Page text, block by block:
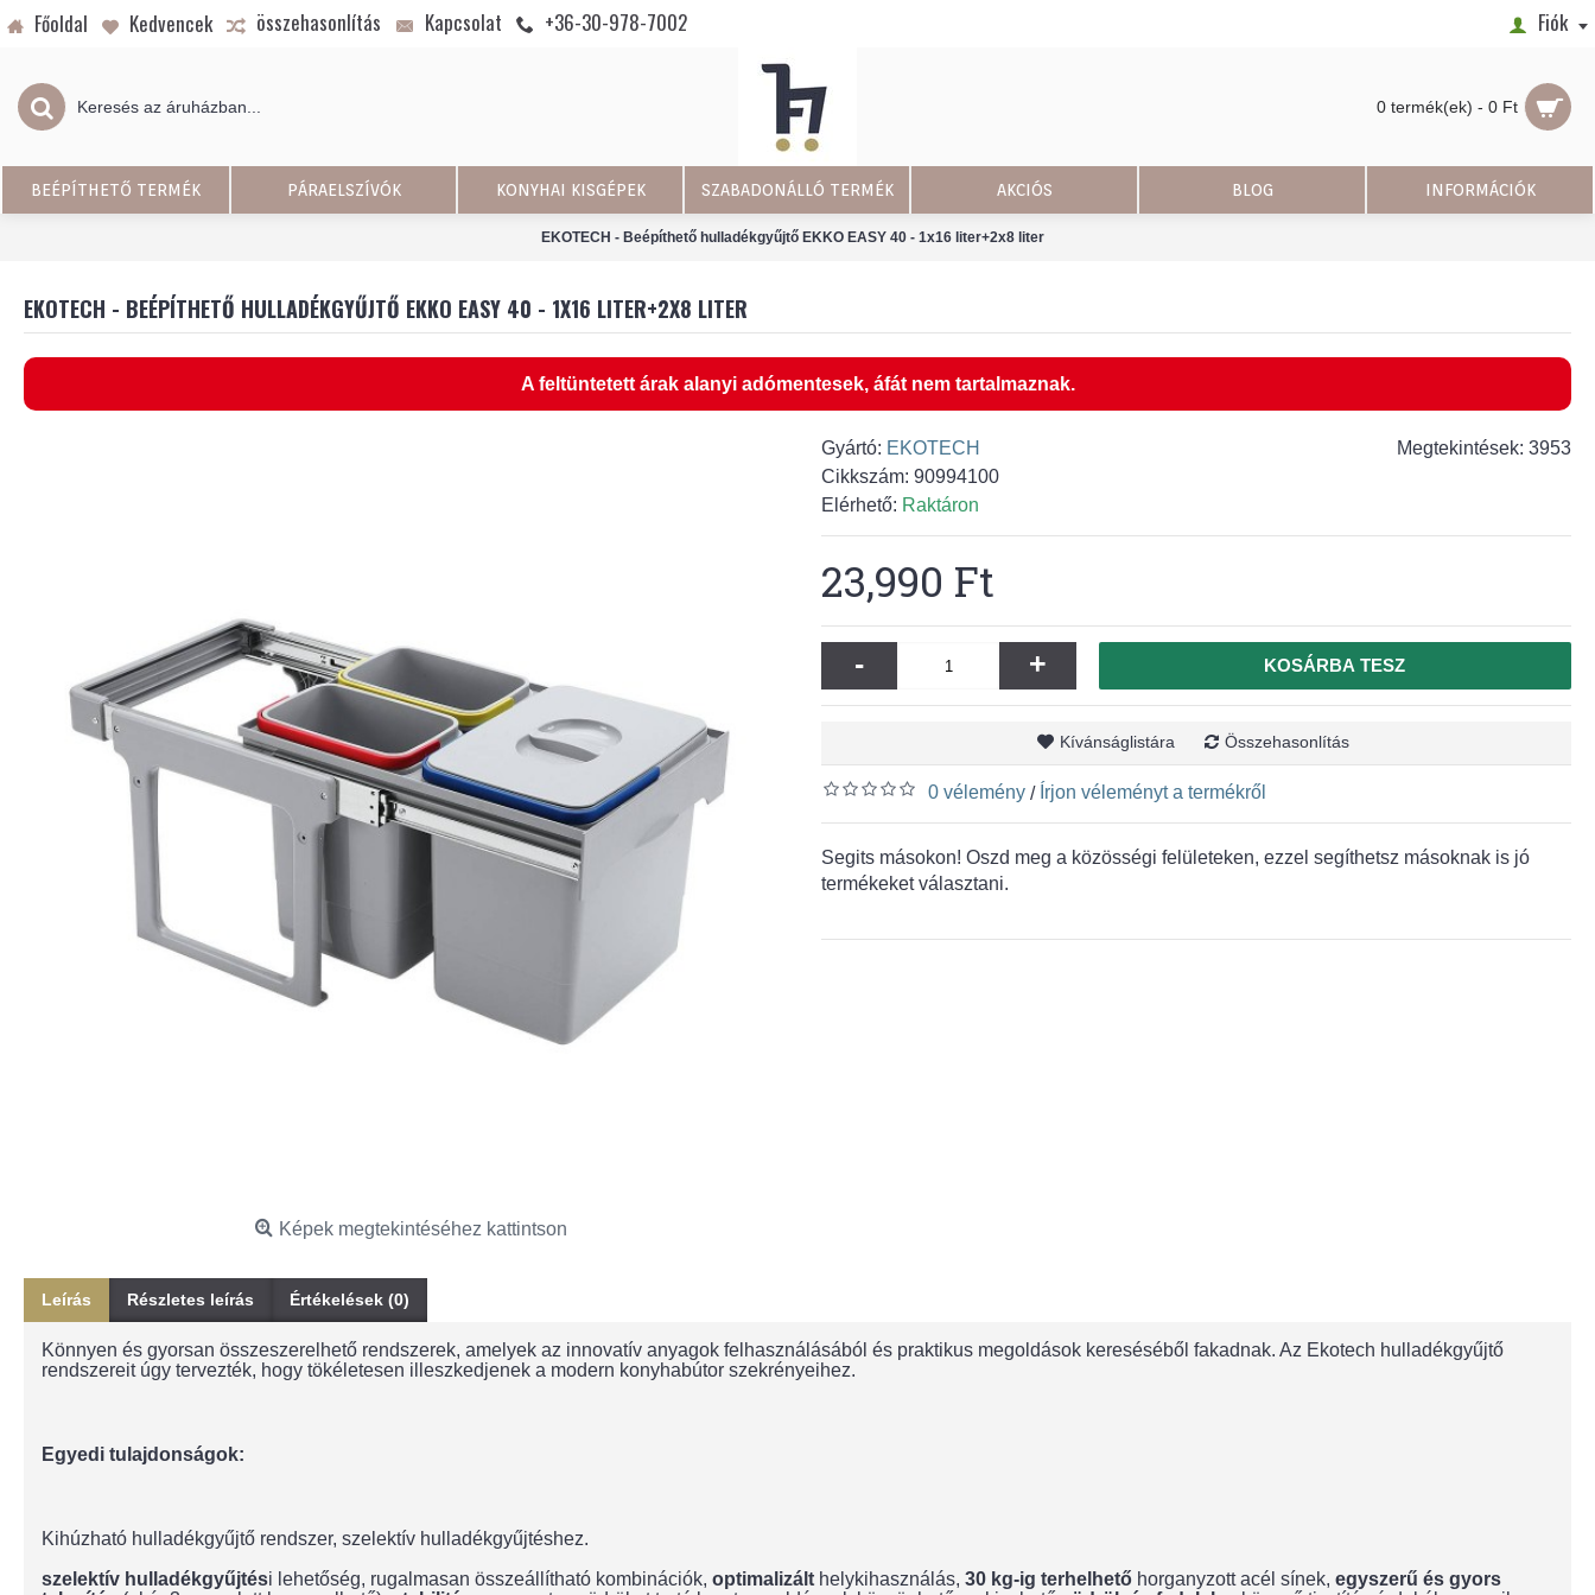
Főoldal Kedvencek összehasonlítás Kapcsolat +36-30-978-7002 Fiók
0 termék(ek) - 0 Ft
BEÉPÍTHETŐ TERMÉK PÁRAELSZÍVÓK KONYHAI KISGÉPEK SZABADONÁLLÓ TERMÉK AKCIÓS BLOG INFORMÁCIÓK
EKOTECH - Beépíthető hulladékgyűjtő EKKO EASY 40 - 1x16 liter+2x8 liter
EKOTECH - BEÉPÍTHETŐ HULLADÉKGYŰJTŐ EKKO EASY 40 - 1X16 LITER+2X8 LITER
A feltüntetett árak alanyi adómentesek, áfát nem tartalmaznak.
Képek megtekintéséhez kattintson
Megtekintések: 3953
Gyártó: EKOTECH
Cikkszám: 90994100
Elérhető: Raktáron
23,990 Ft
- + KOSÁRBA TESZ
Kívánságlistára Összehasonlítás
0 vélemény / Írjon véleményt a termékről
Segits másokon! Oszd meg a közösségi felületeken, ezzel segíthetsz másoknak is jó
termékeket választani.
Leírás Részletes leírás Értékelések (0)
Könnyen és gyorsan összeszerelhető rendszerek, amelyek az innovatív anyagok felhasználásából és praktikus megoldások kereséséből fakadnak. Az Ekotech hulladékgyűjtő
rendszereit úgy tervezték, hogy tökéletesen illeszkedjenek a modern konyhabútor szekrényeihez.
Egyedi tulajdonságok:
Kihúzható hulladékgyűjtő rendszer, szelektív hulladékgyűjtéshez.
szelektív hulladékgyűjtési lehetőség, rugalmasan összeállítható kombinációk, optimalizált helykihasználás, 30 kg-ig terhelhető horganyzott acél sínek, egyszerű és gyors